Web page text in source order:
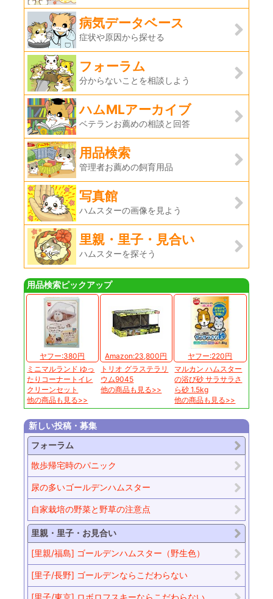
病気データベース
症状や原因から探せる
フォーラム
分からないことを相談しよう
ハムMLアーカイブ
ベテランお薦めの相談と回答
用品検索
管理者お薦めの飼育用品
写真館
ハムスターの画像を見よう
里親・里子・見合い
ハムスターを探そう
用品検索ピックアップ
ヤフー:380円
ミニマルランド ゆっ
たりコーナートイレ
クリーンセット
他の商品も見る>>
Amazon:23,800円
トリオ グラステラリ
ウム9045
他の商品も見る>>
ヤフー:220円
マルカン ハムスター
の浴び砂 サラサラさ
ら砂 1.5kg
他の商品も見る>>
新しい投稿・募集
フォーラム
散歩帰宅時のパニック
尿の多いゴールデンハムスター
自家栽培の野菜と野草の注意点
里親・里子・お見合い
[里親/福島] ゴールデンハムスター（野生色）
[里子/長野] ゴールデンならこだわらない